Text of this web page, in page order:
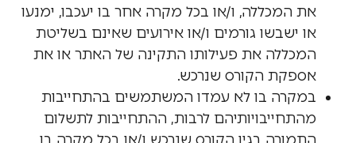
את המכללה, ו/או בכל מקרה אחר בו יעכבו, ימנעו
או ישבשו גורמים ו/או אירועים שאינם בשליטת
המכללה את פעילותו התקינה של האתר או את
אספקת הקורס שנרכש.
במקרה בו לא עמדו המשתמשים בהתחייבות
מהתחייבויותיהם לרבות, ההתחייבות לתשלום